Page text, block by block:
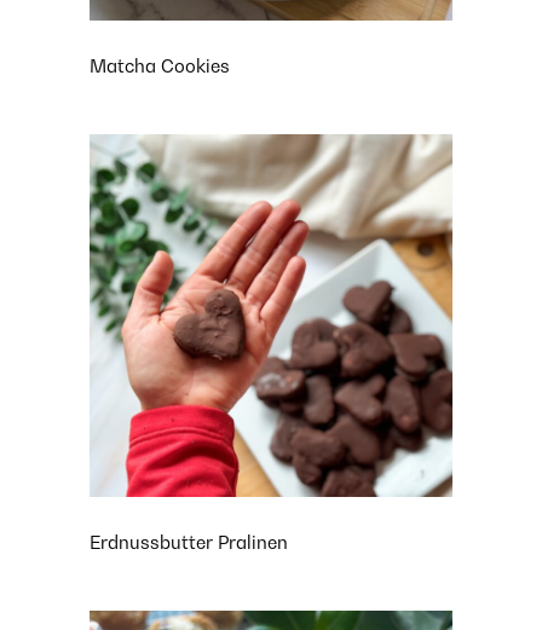
Matcha Cookies
Erdnussbutter Pralinen